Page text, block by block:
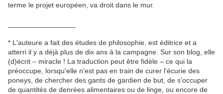
terme le projet européen, va droit dans le mur.
* L'auteure a fait des études de philosophie, est éditrice et a
atterri il y a déjà plus de dix ans à la campagne. Sur son blog, elle
(d)écrit – miracle ! La traduction peut être fidèle – ce qui la
préoccupe, lorsqu'elle n'est pas en train de curer l'écurie des
poneys, de chercher des gants de gardien de but, de s'occuper
de quantités de denrées alimentaires ou de linge, ou encore de